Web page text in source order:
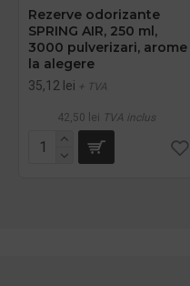
Rezerve odorizante
SPRING AIR, 250 ml,
3000 pulverizari, arome
la alegere
35,12 lei + TVA
42,50 lei TVA inclus